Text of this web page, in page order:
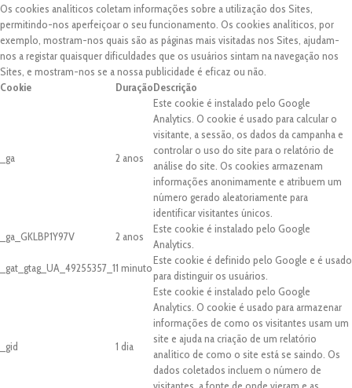
Os cookies analíticos coletam informações sobre a utilização dos Sites,
permitindo-nos aperfeiçoar o seu funcionamento. Os cookies analíticos, por
exemplo, mostram-nos quais são as páginas mais visitadas nos Sites, ajudam-
nos a registar quaisquer dificuldades que os usuários sintam na navegação nos
Sites, e mostram-nos se a nossa publicidade é eficaz ou não.
Cookie
DuraçãoDescrição
_ga 2 anos
Este cookie é instalado pelo Google
Analytics. O cookie é usado para calcular o
visitante, a sessão, os dados da campanha e
controlar o uso do site para o relatório de
análise do site. Os cookies armazenam
informações anonimamente e atribuem um
número gerado aleatoriamente para
identificar visitantes únicos.
_ga_GKLBP1Y97V
2 anos
Este cookie é instalado pelo Google
Analytics.
_gat_gtag_UA_49255357_11 minuto
Este cookie é definido pelo Google e é usado
para distinguir os usuários.
_gid 1 dia
Este cookie é instalado pelo Google
Analytics. O cookie é usado para armazenar
informações de como os visitantes usam um
site e ajuda na criação de um relatório
analítico de como o site está se saindo. Os
dados coletados incluem o número de